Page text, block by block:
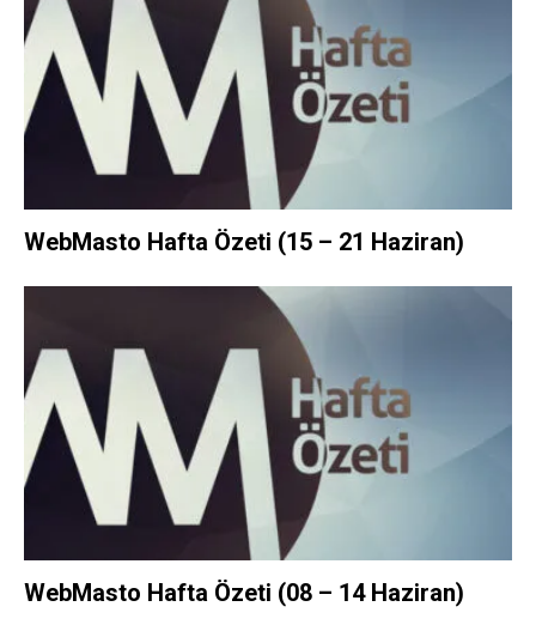
WebMasto Hafta Özeti (15 – 21 Haziran)
WebMasto Hafta Özeti (08 – 14 Haziran)